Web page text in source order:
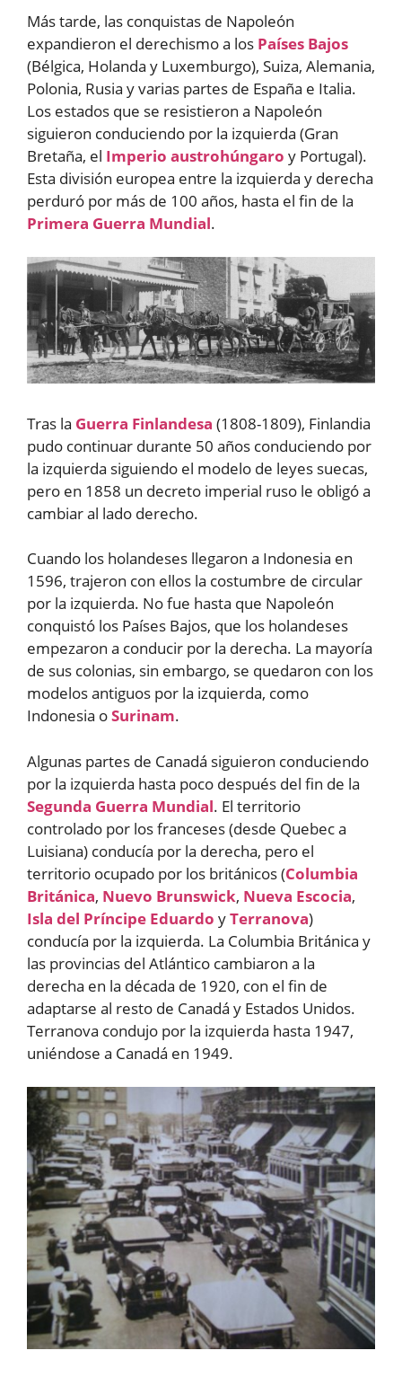
Más tarde, las conquistas de Napoleón
expandieron el derechismo a los Países Bajos
(Bélgica, Holanda y Luxemburgo), Suiza, Alemania,
Polonia, Rusia y varias partes de España e Italia.
Los estados que se resistieron a Napoleón
siguieron conduciendo por la izquierda (Gran
Bretaña, el Imperio austrohúngaro y Portugal).
Esta división europea entre la izquierda y derecha
perduró por más de 100 años, hasta el fin de la
Primera Guerra Mundial.
Tras la Guerra Finlandesa (1808-1809), Finlandia
pudo continuar durante 50 años conduciendo por
la izquierda siguiendo el modelo de leyes suecas,
pero en 1858 un decreto imperial ruso le obligó a
cambiar al lado derecho.
Cuando los holandeses llegaron a Indonesia en
1596, trajeron con ellos la costumbre de circular
por la izquierda. No fue hasta que Napoleón
conquistó los Países Bajos, que los holandeses
empezaron a conducir por la derecha. La mayoría
de sus colonias, sin embargo, se quedaron con los
modelos antiguos por la izquierda, como
Indonesia oSurinam.
Algunas partes de Canadá siguieron conduciendo
por la izquierda hasta poco después del fin de la
Segunda Guerra Mundial. El territorio
controlado por los franceses (desde Quebec a
Luisiana) conducía por la derecha, pero el
territorio ocupado por los británicos (Columbia
Británica, Nuevo Brunswick, Nueva Escocia,
Isla del Príncipe Eduardo yTerranova)
conducía por la izquierda. La Columbia Británica y
las provincias del Atlántico cambiaron a la
derecha en la década de 1920, con el fin de
adaptarse al resto de Canadá y Estados Unidos.
Terranova condujo por la izquierda hasta 1947,
uniéndose a Canadá en 1949.